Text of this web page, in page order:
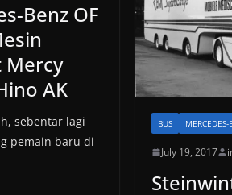
Benz OF
Mercy
AK
sebentar lagi
pemain baru di
BUS MERCEDES-
July 19, 2017